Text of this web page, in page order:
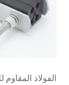
الفولاذ المقاوم